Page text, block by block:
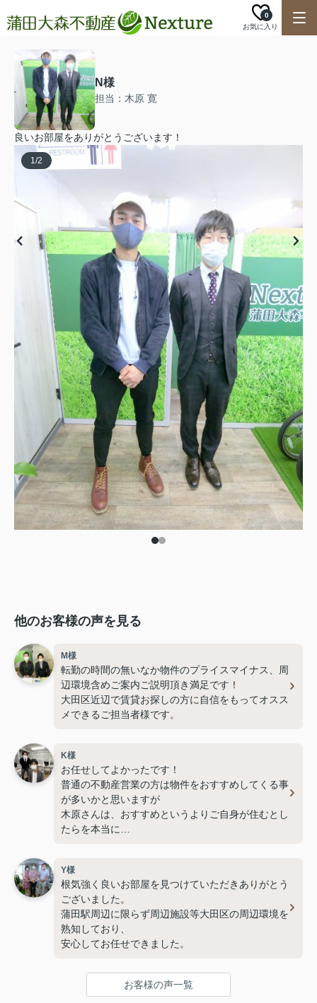
お気に入り
0
N様
担当：木原 寛
良いお部屋をありがとうございます！
1/2
他のお客様の声を見る
M様
転勤の時間の無いなか物件のプライスマイナス、周
辺環境含めご案内ご説明頂き満足です！
大田区近辺で賃貸お探しの方に自信をもってオスス
メできるご担当者様です。
K様
お任せしてよかったです！
普通の不動産営業の方は物件をおすすめしてくる事
が多いかと思いますが
木原さんは、おすすめというよりご自身が住むとし
たらを本当に
る際の部分までを含め
ご説明ご案内いただき納得して契約させていただき
ました。
蒲田駅周辺、大田区近辺の部屋探しをする知人がお
りましたら是非自信をもって
ご紹介させていただきます。
Y様
根気強く良いお部屋を見つけていただきありがとう
ございました。
蒲田駅周辺に限らず周辺施設等大田区の周辺環境を
熟知しており、
安心してお任せできました。
お客様の声一覧